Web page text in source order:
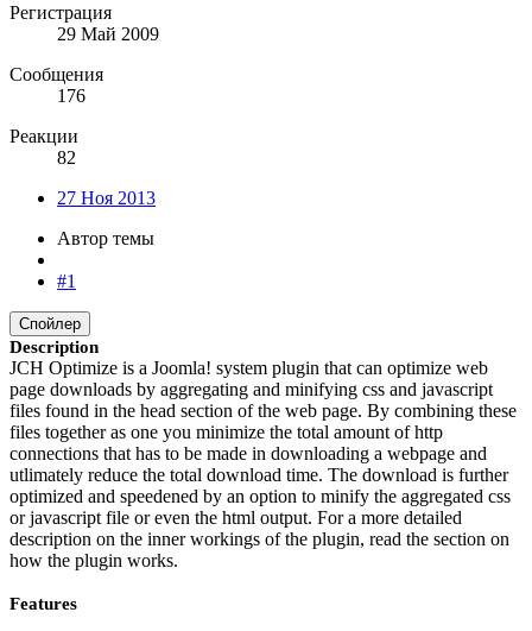
Регистрация
29 Май 2009
Сообщения
176
Реакции
82
27 Ноя 2013
Автор темы
#1
Спойлер
Description
JCH Optimize is a Joomla! system plugin that can optimize web
page downloads by aggregating and minifying css and javascript
files found in the head section of the web page. By combining these
files together as one you minimize the total amount of http
connections that has to be made in downloading a webpage and
utlimately reduce the total download time. The download is further
optimized and speedened by an option to minify the aggregated css
or javascript file or even the html output. For a more detailed
description on the inner workings of the plugin, read the section on
how the plugin works.
Features